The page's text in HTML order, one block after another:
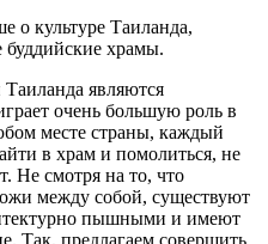
о культуре Таиланда,
буддийские храмы.
являются
очень большую роль в
месте страны, каждый
в храм и помолиться, не
Не смотря на то, что
между собой, существуют
пышными и имеют
Так, предлагаем совершить